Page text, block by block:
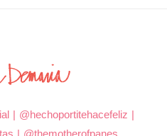
| @hechoportitehacefeliz |
| @themotherofpanes